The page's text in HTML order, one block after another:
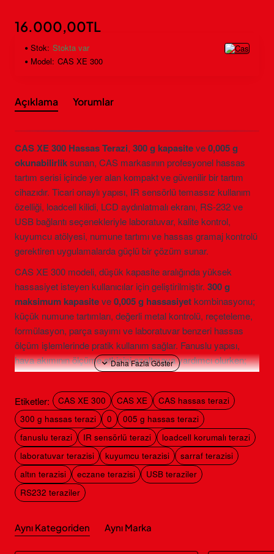
16.000,00TL
Stok: Stokta var
Model: CAS XE 300
Açıklama Yorumlar
CAS XE 300 Hassas Terazi, 300 g kapasiteve0,005 g
okunabilirliksunan, CAS markasının profesyonel hassas
tartım serisi içinde yer alan kompakt ve güvenilir bir tartım
cihazıdır. Ticari onaylı yapısı, IR sensörlü temassız kullanım
özelliği, loadcell kilidi, LCD aydınlatmalı ekranı, RS-232 ve
USB bağlantı seçenekleriyle laboratuvar, kalite kontrol,
kuyumcu atölyesi, numune tartımı ve hassas gramaj kontrolü
gerektiren uygulamalarda güçlü bir çözüm sunar.
CAS XE 300 modeli, düşük kapasite aralığında yüksek
hassasiyet isteyen kullanıcılar için geliştirilmiştir. 300 g
maksimum kapasiteve0,005 g hassasiyetkombinasyonu;
küçük numune tartımları, değerli metal kontrolü, reçeteleme,
formülasyon, parça sayımı ve laboratuvar benzeri hassas
ölçüm işlemlerinde pratik kullanım sağlar. Fanuslu yapısı,
hava akımının ölçüme etkisini azaltmaya yardımcı olurken;
yük hücresi kilidi taşıma sırasında cihazın hassas ölçüm
mekanizmasını korumaya destek olur.
CAS XE 300 Hassas Terazi
Nerelerde Kullanılır?
CAS XE 300, düşük gramajlı ürünlerde yüksek okunabilirlik
isteyen profesyonel kullanıcılar için uygundur. 0,005 g
çözünürlük, küçük numune ve hassas gramaj kontrolü
yapılan işlemlerde avantaj sağlar.
Laboratuvar numune tartımları
Ar-Ge ve formülasyon çalışmaları
Etiketler: CAS XE 300 CAS XE
CAS hassas terazi
300 g hassas terazi
0
005 g hassas terazi
fanuslu terazi
IR sensörlü terazi
loadcell korumalı terazi
laboratuvar terazisi
kuyumcu terazisi
sarraf terazisi
altın terazisi
eczane terazisi
USB teraziler
RS232 teraziler
Aynı Kategoriden Aynı Marka